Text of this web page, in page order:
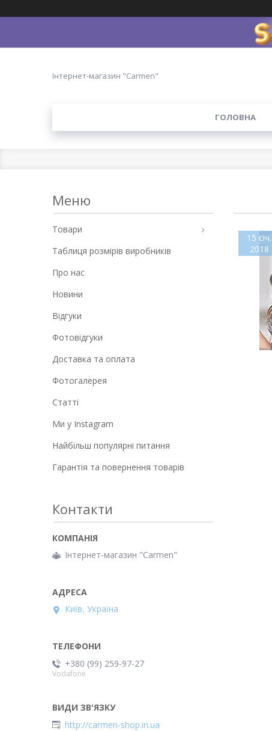
Інтернет-магазин "Carmen"
ГОЛОВНА
15 січ.
2018
Товари
Таблиця розмірів виробників
Про нас
Новини
Відгуки
Фотовідгуки
Доставка та оплата
Фотогалерея
Статті
Ми у Instagram
Найбільш популярні питання
Гарантія та повернення товарів
Контакти
Інтернет-магазин "Carmen"
Київ, Україна
+380 (99) 259-97-27
Vodafone
http://carmen-shop.in.ua